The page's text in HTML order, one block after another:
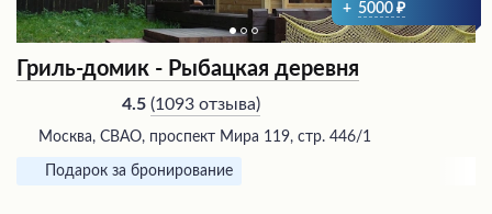
+ 5000
Гриль-домик - Рыбацкая деревня
4.5 (1093 отзыва)
Москва, СВАО, проспект Мира 119, стр. 446/1
Подарок за бронирование